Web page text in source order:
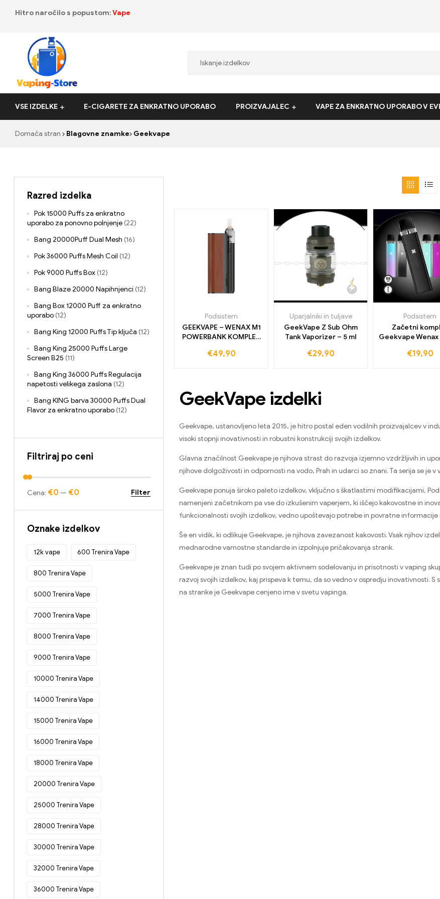
Hitro naročilo s popustom:Vape
Vaping-
Store.de
VSE IZDELKE E-CIGARETE ZA ENKRATNO UPORABO PROIZVAJALEC VAPE ZA ENKRATNO UPORABO V
Domača stran Blagovne znamke Geekvape
Podsistem
GEEKVAPE – WENAX M1
POWERBANK KOMPLET
€49,90
Uparjalniki in tuljave
GeekVape Z Sub Ohm
Tank Vaporizer – 5 ml
€29,90
Podsistem
Začetni
Geekvape Wenax
€19,90
GeekVape izdelki
Geekvape, ustanovljeno leta 2015, je hitro postal eden vodilnih proizvajalcev v
visoki stopnji inovativnosti in robustni konstrukciji svojih izdelkov.
Glavna značilnost Geekvape je njihova strast do razvoja izjemno vzdržljivih in
njihove dolgoživosti in odpornosti na vodo, Prah in udarci so znani. Ta serija se je
Geekvape ponuja široko paleto izdelkov, vključno s škatlastimi modifikacijami,
namenjeni začetnikom pa vse do izkušenim vaperjem, ki iščejo kakovostne in
funkcionalnosti svojih izdelkov, vedno upoštevajo potrebe in povratne informacije
Še en vidik, ki odlikuje Geekvape, je njihova zavezanost kakovosti. Vsak njihov
mednarodne varnostne standarde in izpolnjuje pričakovanja strank.
Geekvape je znan tudi po svojem aktivnem sodelovanju in prisotnosti v vaping
razvoj svojih izdelkov, kaj prispeva k temu, da so vedno v ospredju inovativnosti.
na stranke je Geekvape cenjeno ime v svetu vapinga.
Razred izdelka
Pok 15000 Puffs za enkratno
uporabo za ponovno polnjenje (22)
Bang 20000Puff Dual Mesh (16)
Pok 36000 Puffs Mesh Coil (12)
Pok 9000 Puffs Box (12)
Bang Blaze 20000 Napihnjenci (12)
Bang Box 12000 Puff za enkratno
uporabo (12)
Bang King 12000 Puffs Tip ključa (12)
Bang King 25000 Puffs Large
Screen B25 (11)
Bang King 36000 Puffs Regulacija
napetosti velikega zaslona (12)
Bang KING barva 30000 Puffs Dual
Flavor za enkratno uporabo (12)
Bang King Digital 15000 Napihnjenci
(20)
Pametni zaslon Bang King 15000
Puff
(10)
(12)
Puffs Bang TN12000
(12)
E-cigarete za enkratno uporabo
Belgiji(45)
Bolgariji (51)
E-cigarete za enkratno uporabo na
E-cigarete za enkratno uporabo v
Estoniji (46)
Finskem (48)
E-cigarete za enkratno uporabo v
E-cigarete za enkratno uporabo v
E-cigarete za enkratno uporabo na
Italiji(34)
Hrvaškem (18)
Filtriraj po ceni
Filter
Cena: €0 — €0
Oznake izdelkov
12k vape 600 Trenira Vape
800 Trenira Vape
5000 Trenira Vape
7000 Trenira Vape
8000 Trenira Vape
9000 Trenira Vape
10000 Trenira Vape
14000 Trenira Vape
15000 Trenira Vape
16000 Trenira Vape
18000 Trenira Vape
20000 Trenira Vape
25000 Trenira Vape
28000 Trenira Vape
30000 Trenira Vape
32000 Trenira Vape
36000 Trenira Vape